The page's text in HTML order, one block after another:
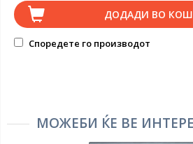
ДОДАДИ ВО
Споредете го производот
МОЖЕБИ ЌЕ ВЕ